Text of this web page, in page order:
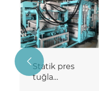
makineleri
Daha fazla
göster >>
